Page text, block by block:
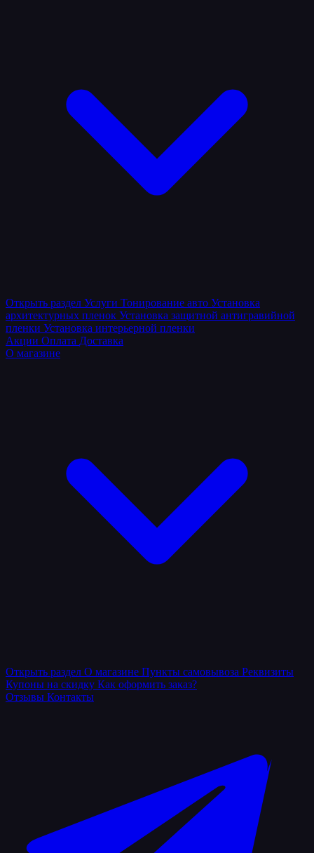
Открыть раздел Услуги Тонирование авто Установка
архитектурных пленок Установка защитной антигравийной
пленки Установка интерьерной пленки
Акции Оплата Доставка
О магазине
Открыть раздел О магазине Пункты самовывоза Реквизиты
Купоны на скидку Как оформить заказ?
Отзывы Контакты